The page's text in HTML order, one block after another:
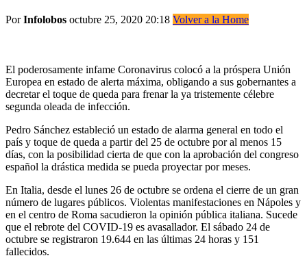
PorInfolobos octubre 25, 2020 20:18 Volver a la Home
El poderosamente infame Coronavirus colocó a la próspera Unión
Europea en estado de alerta máxima, obligando a sus gobernantes a
decretar el toque de queda para frenar la ya tristemente célebre
segunda oleada de infección.
Pedro Sánchez estableció un estado de alarma general en todo el
país y toque de queda a partir del 25 de octubre por al menos 15
días, con la posibilidad cierta de que con la aprobación del congreso
español la drástica medida se pueda proyectar por meses.
En Italia, desde el lunes 26 de octubre se ordena el cierre de un gran
número de lugares públicos. Violentas manifestaciones en Nápoles y
en el centro de Roma sacudieron la opinión pública italiana. Sucede
que el rebrote del COVID-19 es avasallador. El sábado 24 de
octubre se registraron 19.644 en las últimas 24 horas y 151
fallecidos.